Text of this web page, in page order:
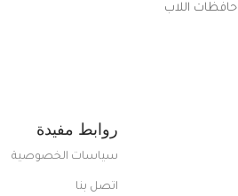
حافظات اللاب
روابط مفيدة
سياسات الخصوصية
اتصل بنا